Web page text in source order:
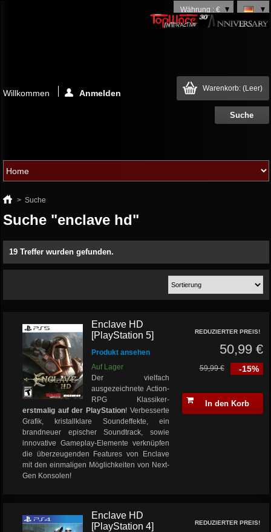
Währung : €
Warenkorb: (Leer)
Willkommen Anmelden
> Suche
Suche "enclave hd"
19 Treffer wurden gefunden.
Enclave HD
[PlayStation 5]
Produkt ansehen
Auf Lager
Der vielfach
ausgezeichnete Action-
RPG Klassiker-
erstmalig auf der PlayStation! Verbesserte
Grafik, kristallklare Soundeffekte, ein
brandneuer epischer Soundtrack, sowie
innovative Gameplay-Elemente verknüpfen
die überzeugenden Features von Enclave
mit den einmaligen Möglichkeiten von Next-
Gen Konsolen!
REDUZIERTER PREIS!
50,99 €
-15%
59,99 €
In den Korb
Enclave HD
[PlayStation 4]
REDUZIERTER PREIS!